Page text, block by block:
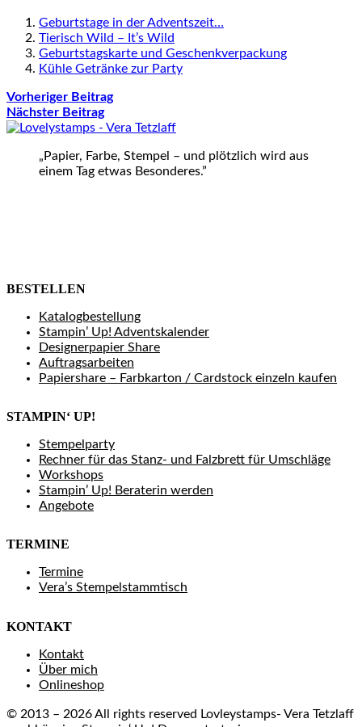
Geburtstage in der Adventszeit…
Tierisch Wild – It’s Wild
Geburtstagskarte und Geschenkverpackung
Kühle Getränke zur Party
Vorheriger Beitrag
Nächster Beitrag
„Papier, Farbe, Stempel – und plötzlich wird aus
einem Tag etwas Besonderes.”
BESTELLEN
Katalogbestellung
Stampin’ Up! Adventskalender
Designerpapier Share
Auftragsarbeiten
Papiershare – Farbkarton / Cardstock einzeln kaufen
STAMPIN‘ UP!
Stempelparty
Rechner für das Stanz- und Falzbrett für Umschläge
Workshops
Stampin’ Up! Beraterin werden
Angebote
TERMINE
Termine
Vera’s Stempelstammtisch
KONTAKT
Kontakt
Über mich
Onlineshop
© 2013 – 2026 All rights reserved Lovleystamps- Vera Tetzlaff